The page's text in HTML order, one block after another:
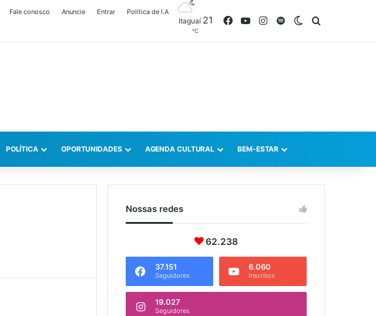
Fale conosco Anuncie Entrar Política de I.A
Itaguaí 21
℃
FacebookYouTubeInstagram
SpotifySwitch skin
POLÍTICA OPORTUNIDADES AGENDA CULTURAL BEM-ESTAR
Nossas redes
62.238
37.151
Seguidores
6.060
Inscritos
19.027
Seguidores